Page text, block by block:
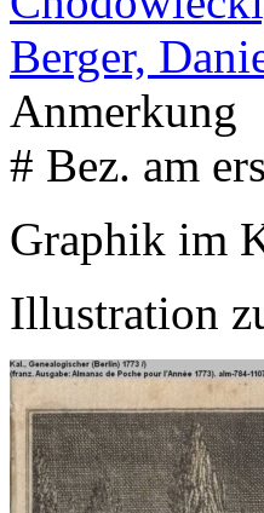
Berger,
Anmerkung
# Bez. am
Graphik im
Illustration